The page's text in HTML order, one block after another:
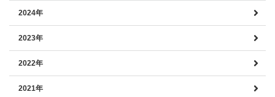
2024年
2023年
2022年
2021年